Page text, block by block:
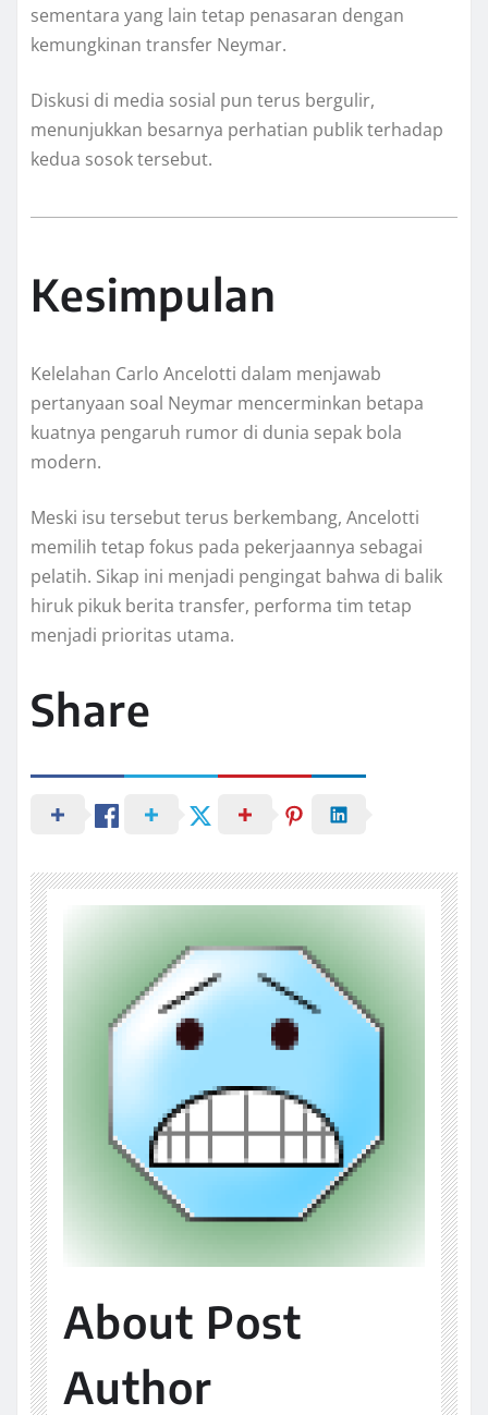
sementara yang lain tetap penasaran dengan
kemungkinan transfer Neymar.
Diskusi di media sosial pun terus bergulir,
menunjukkan besarnya perhatian publik terhadap
kedua sosok tersebut.
Kesimpulan
Kelelahan Carlo Ancelotti dalam menjawab
pertanyaan soal Neymar mencerminkan betapa
kuatnya pengaruh rumor di dunia sepak bola
modern.
Meski isu tersebut terus berkembang, Ancelotti
memilih tetap fokus pada pekerjaannya sebagai
pelatih. Sikap ini menjadi pengingat bahwa di balik
hiruk pikuk berita transfer, performa tim tetap
menjadi prioritas utama.
Share
About Post
Author